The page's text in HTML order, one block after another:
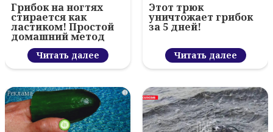
Грибок на ногтях
стирается как
ластиком! Простой
домашний метод
Читать далее
Этот трюк
уничтожает грибок
за 5 дней!
Читать далее
i